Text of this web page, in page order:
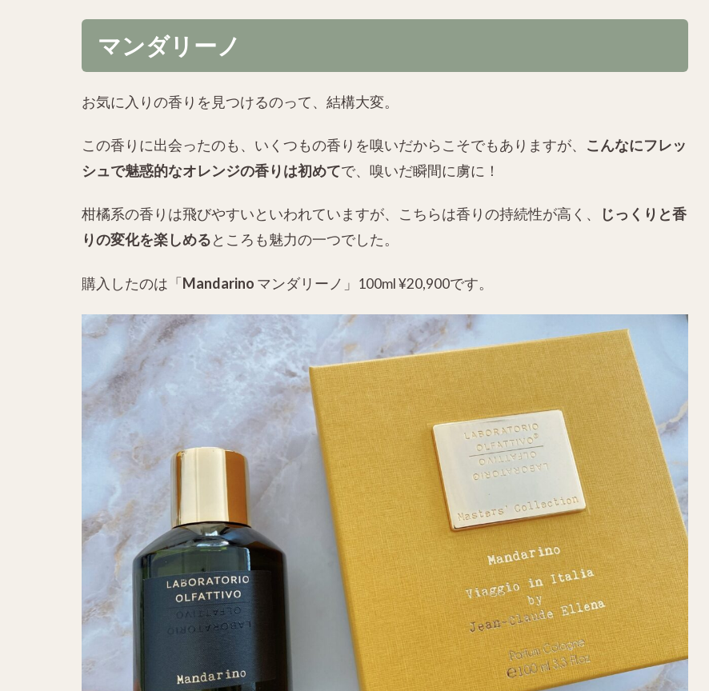
マンダリーノ
お気に入りの香りを見つけるのって、結構大変。
この香りに出会ったのも、いくつもの香りを嗅いだからこそでもありますが、 こんなにフレッ
シュで魅惑的なオレンジの香りは初めてで、嗅いだ瞬間に虜に！
柑橘系の香りは飛びやすいといわれていますが、こちらは香りの持続性が高く、
じっくりと香
りの変化を楽しめるところも魅力の一つでした。
購入したのは「 Mandarino マンダリーノ」100ml ¥20,900です。